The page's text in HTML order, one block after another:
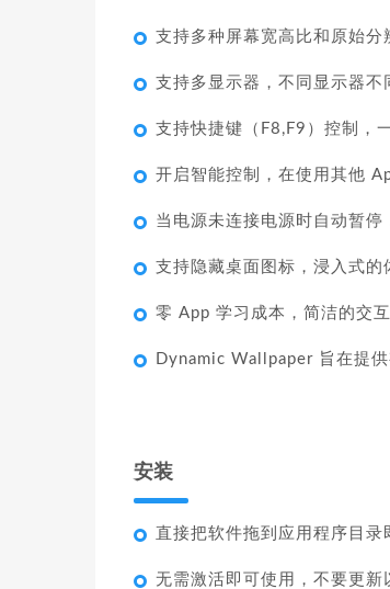
支持多种屏幕宽高比和原始分
支持多显示器，不同显示器不
支持快捷键（F8,F9）控制，
开启智能控制，在使用其他
当电源未连接电源时自动暂停
支持隐藏桌面图标，浸入式的
零 App 学习成本，简洁的交
Dynamic Wallpaper 旨在提
安装
直接把软件拖到应用程序目录
无需激活即可使用，不要更新